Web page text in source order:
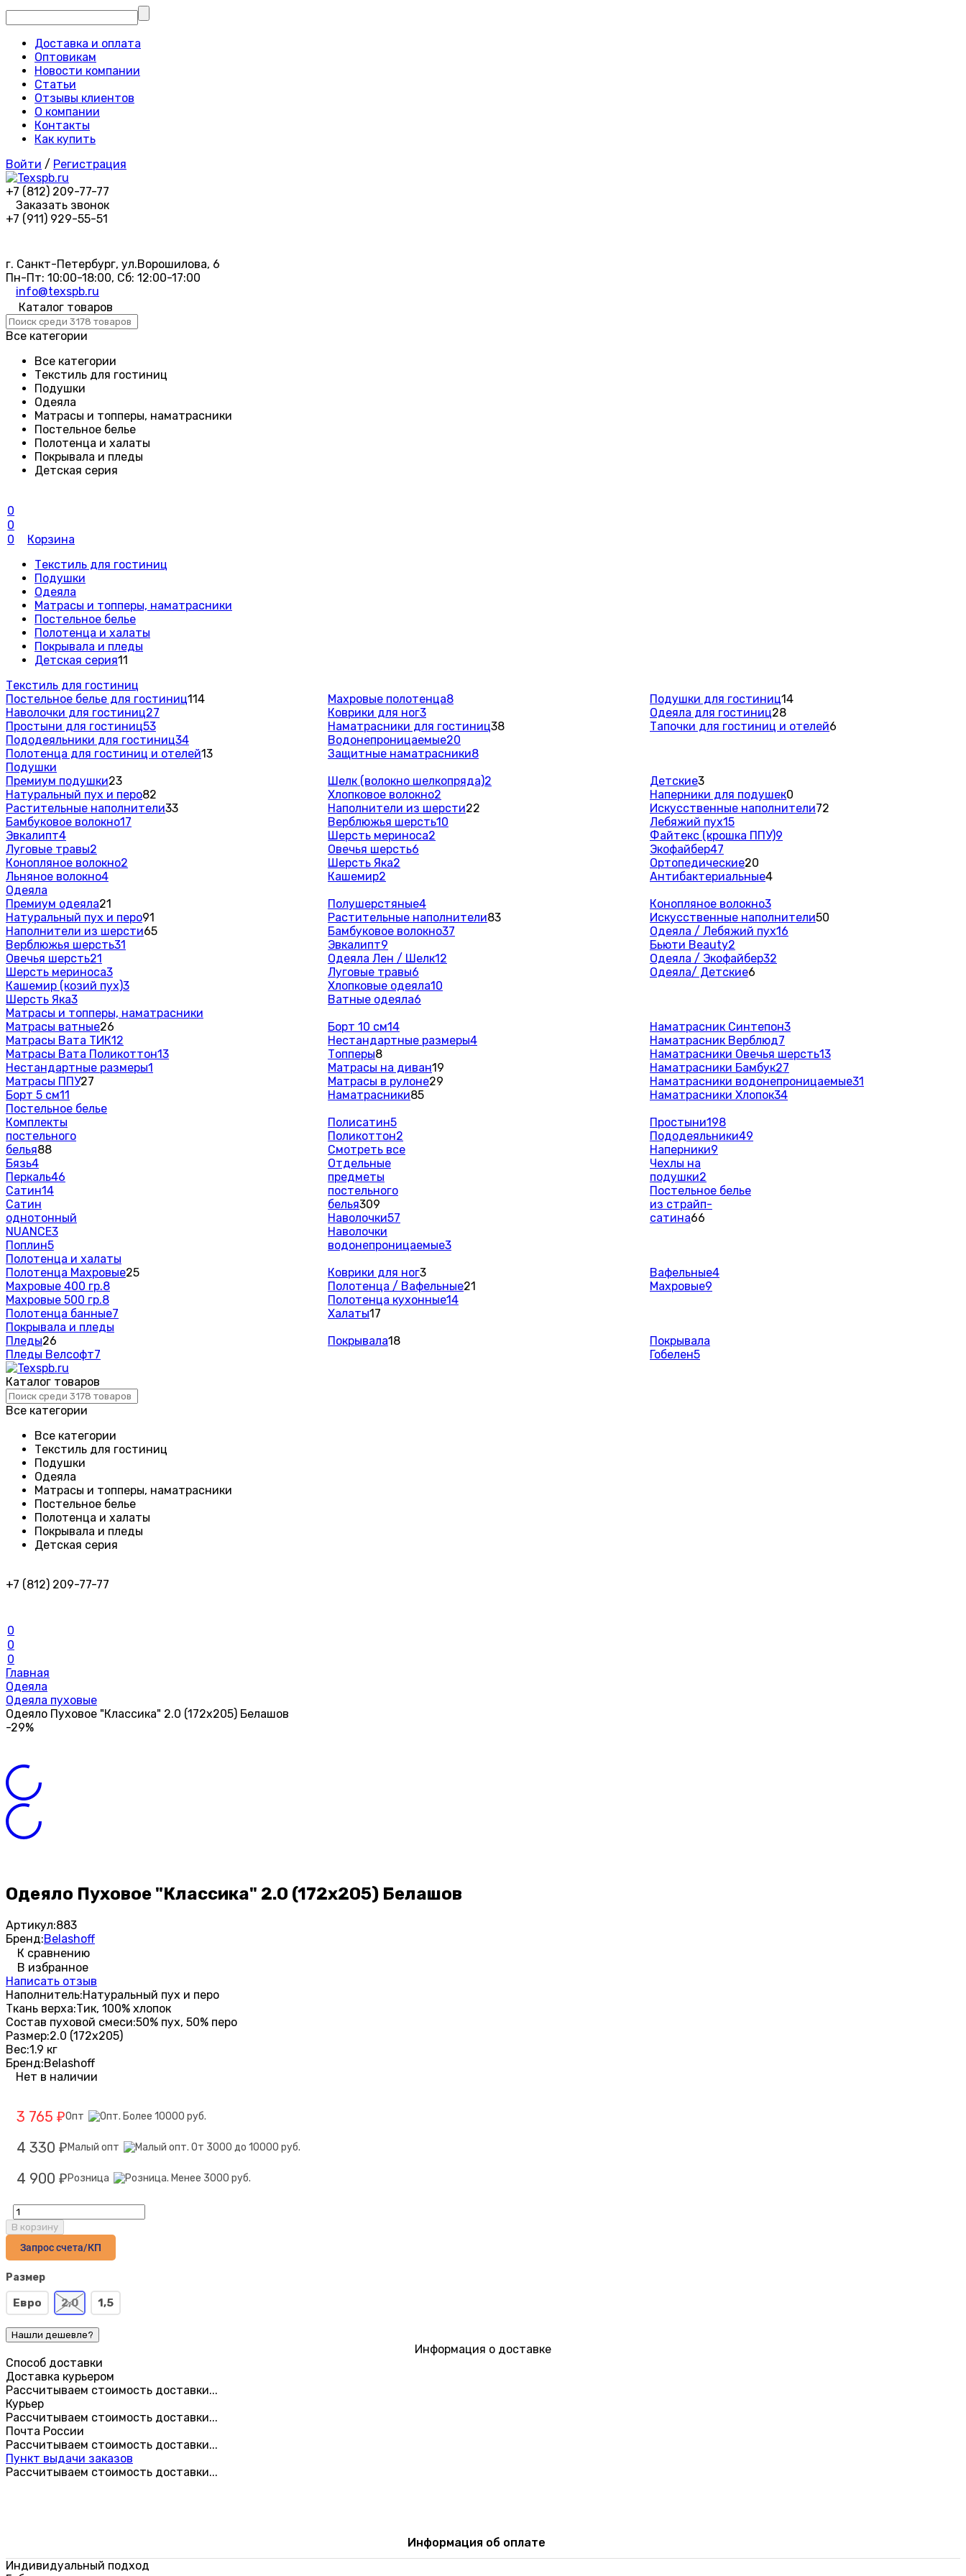
Доставка и оплата
Оптовикам
Новости компании
Статьи
Отзывы клиентов
О компании
Контакты
Как купить
Войти / Регистрация
+7 (812) 209-77-77
Заказать звонок
+7 (911) 929-55-51
г. Санкт-Петербург, ул.Ворошилова, 6
Пн-Пт: 10:00-18:00, Сб: 12:00-17:00
info@texspb.ru
Каталог товаров
Все категории
Все категории
Текстиль для гостиниц
Подушки
Одеяла
Матрасы и топперы, наматрасники
Постельное белье
Полотенца и халаты
Покрывала и пледы
Детская серия
0
0
0
Корзина
Текстиль для гостиниц
Подушки
Одеяла
Матрасы и топперы, наматрасники
Постельное белье
Полотенца и халаты
Покрывала и пледы
Детская серия11
Текстиль для гостиниц
Постельное белье для гостиниц114
Наволочки для гостиниц27
Простыни для гостиниц53
Пододеяльники для гостиниц34
Полотенца для гостиниц и отелей13
Махровые полотенца8
Коврики для ног3
Наматрасники для гостиниц38
Водонепроницаемые20
Защитные наматрасники8
Подушки для гостиниц14
Одеяла для гостиниц28
Тапочки для гостиниц и отелей6
Подушки
Премиум подушки23
Натуральный пух и перо82
Растительные наполнители33
Бамбуковое волокно17
Эвкалипт4
Луговые травы2
Конопляное волокно2
Льняное волокно4
Шелк (волокно шелкопряда)2
Хлопковое волокно2
Наполнители из шерсти22
Верблюжья шерсть10
Шерсть мериноса2
Овечья шерсть6
Шерсть Яка2
Кашемир2
Детские3
Наперники для подушек0
Искусственные наполнители72
Лебяжий пух15
Файтекс (крошка ППУ)9
Экофайбер47
Ортопедические20
Антибактериальные4
Одеяла
Премиум одеяла21
Натуральный пух и перо91
Наполнители из шерсти65
Верблюжья шерсть31
Овечья шерсть21
Шерсть мериноса3
Кашемир (козий пух)3
Шерсть Яка3
Полушерстяные4
Растительные наполнители83
Бамбуковое волокно37
Эвкалипт9
Одеяла Лен / Шелк12
Луговые травы6
Хлопковые одеяла10
Ватные одеяла6
Конопляное волокно3
Искусственные наполнители50
Одеяла / Лебяжий пух16
Бьюти Beauty2
Одеяла / Экофайбер32
Одеяла/ Детские6
Матрасы и топперы, наматрасники
Матрасы ватные26
Матрасы Вата ТИК12
Матрасы Вата Поликоттон13
Нестандартные размеры1
Матрасы ППУ27
Борт 5 см11
Борт 10 см14
Нестандартные размеры4
Топперы8
Матрасы на диван19
Матрасы в рулоне29
Наматрасники85
Наматрасник Синтепон3
Наматрасник Верблюд7
Наматрасники Овечья шерсть13
Наматрасники Бамбук27
Наматрасники водонепроницаемые31
Наматрасники Хлопок34
Постельное белье
Комплекты
постельного
белья88
Бязь4
Перкаль46
Сатин14
Сатин
однотонный
NUANCE3
Поплин5
Полисатин5
Поликоттон2
Смотреть все
Отдельные
предметы
постельного
белья309
Наволочки57
Наволочки
водонепроницаемые3
Простыни198
Пододеяльники49
Наперники9
Чехлы на
подушки2
Постельное белье
из страйп-
сатина66
Полотенца и халаты
Полотенца Махровые25
Махровые 400 гр.8
Махровые 500 гр.8
Полотенца банные7
Коврики для ног3
Полотенца / Вафельные21
Полотенца кухонные14
Халаты17
Вафельные4
Махровые9
Покрывала и пледы
Пледы26
Пледы Велсофт7
Покрывала18
Покрывала
Гобелен5
Каталог товаров
Все категории
Все категории
Текстиль для гостиниц
Подушки
Одеяла
Матрасы и топперы, наматрасники
Постельное белье
Полотенца и халаты
Покрывала и пледы
Детская серия
+7 (812) 209-77-77
0
0
0
Главная
Одеяла
Одеяла пуховые
Одеяло Пуховое "Классика" 2.0 (172х205) Белашов
-29%
Одеяло Пуховое "Классика" 2.0 (172х205) Белашов
Артикул:883
Бренд:Belashoff
К сравнению
В избранное
Написать отзыв
Наполнитель:Натуральный пух и перо
Ткань верха:Тик, 100% хлопок
Состав пуховой смеси:50% пух, 50% перо
Размер:2.0 (172х205)
Вес:1.9 кг
Бренд:Belashoff
Нет в наличии
3 765 ₽Опт
4 330 ₽ Малый опт
4 900 ₽ Розница
В корзину
Запрос счета/КП
Размер
Евро 2,0 1,5
Информация о доставке
Способ доставки
Доставка курьером
Рассчитываем стоимость доставки...
Курьер
Рассчитываем стоимость доставки...
Почта России
Рассчитываем стоимость доставки...
Пункт выдачи заказов
Рассчитываем стоимость доставки...
Информация об оплате
Индивидуальный подход